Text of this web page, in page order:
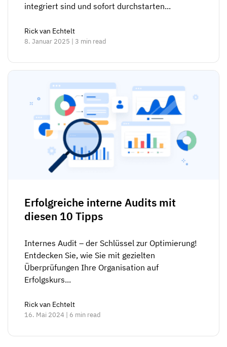
integriert sind und sofort durchstarten...
Rick van Echtelt
8. Januar 2025 | 3 min read
Erfolgreiche interne Audits mit
diesen 10 Tipps
Internes Audit – der Schlüssel zur Optimierung!
Entdecken Sie, wie Sie mit gezielten
Überprüfungen Ihre Organisation auf
Erfolgskurs...
Rick van Echtelt
16. Mai 2024 | 6 min read